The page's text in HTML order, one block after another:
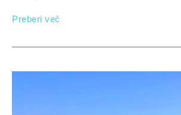
Preberi več